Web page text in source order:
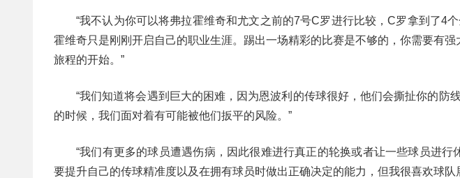
“我不认为你可以将弗拉霍维奇和尤文之前的7号C罗进行比较，C罗拿到了4
霍维奇只是刚刚开启自己的职业生涯。踢出一场精彩的比赛是不够的，你需要有
旅程的开始。”
“我们知道将会遇到巨大的困难，因为恩波利的传球很好，他们会撕扯你的防
的时候，我们面对着有可能被他们扳平的风险。”
“我们有更多的球员遭遇伤病，因此很难进行真正的轮换或者让一些球员进
要提升自己的传球精准度以及在拥有球员时做出正确决定的能力，但我很喜欢球队